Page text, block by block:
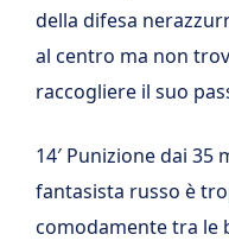
della difesa
al centro ma non
raccogliere il suo
14′ Punizione dai 35
fantasista russo è
comodamente tra le